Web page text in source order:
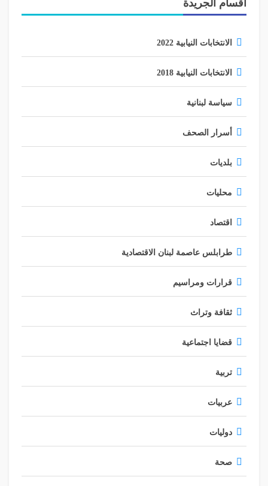
أقسام الجريدة
الانتخابات النيابية 2022
الانتخابات النيابية 2018
سياسة لبنانية
أسرار الصحف
بلديات
محليات
اقتصاد
طرابلس عاصمة لبنان الاقتصادية
قرارات ومراسيم
ثقافة وتراث
قضايا اجتماعية
تربية
عربيات
دوليات
صحة